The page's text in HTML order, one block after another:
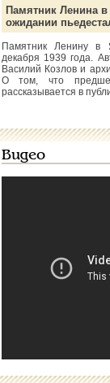
Памятник Ленина
ожидании
Памятник Ленину в
декабря 1939 года.
Василий Козлов и
О том, что
рассказывается в
Видео